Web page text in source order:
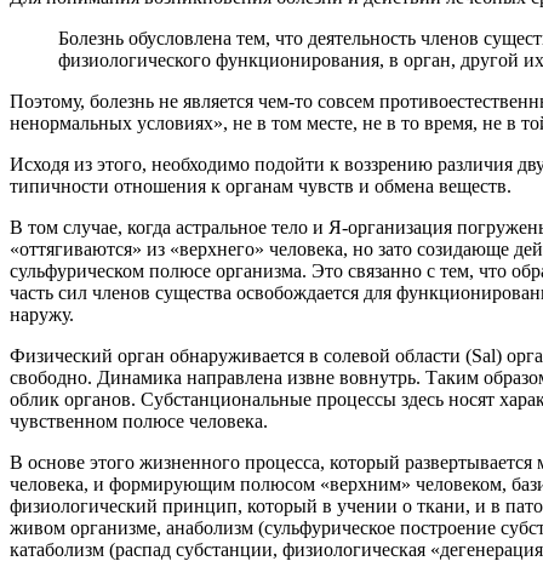
Болезнь обусловлена тем, что деятельность членов
физиологического функционирования, в орган, другой
Поэтому, болезнь не является чем-то совсем
ненормальных условиях», не в том месте, не в то время, не в
Исходя из этого, необходимо подойти к воззрению различия
типичности отношения к органам чувств и обмена веществ.
В том случае, когда астральное тело и Я-организация
«оттягиваются» из «верхнего» человека, но зато созидающе
сульфурическом полюсе организма. Это связанно с тем, что
часть сил членов существа освобождается для
наружу.
Физический орган обнаруживается в солевой области (Sal)
свободно. Динамика направлена извне вовнутрь. Таким
облик органов. Субстанциональные процессы здесь носят
чувственном полюсе человека.
В основе этого жизненного процесса, который
человека, и формирующим полюсом «верхним» человеком,
физиологический принцип, который в учении о ткани, и в
живом организме, анаболизм (сульфурическое построение
катаболизм (распад субстанции, физиологическая